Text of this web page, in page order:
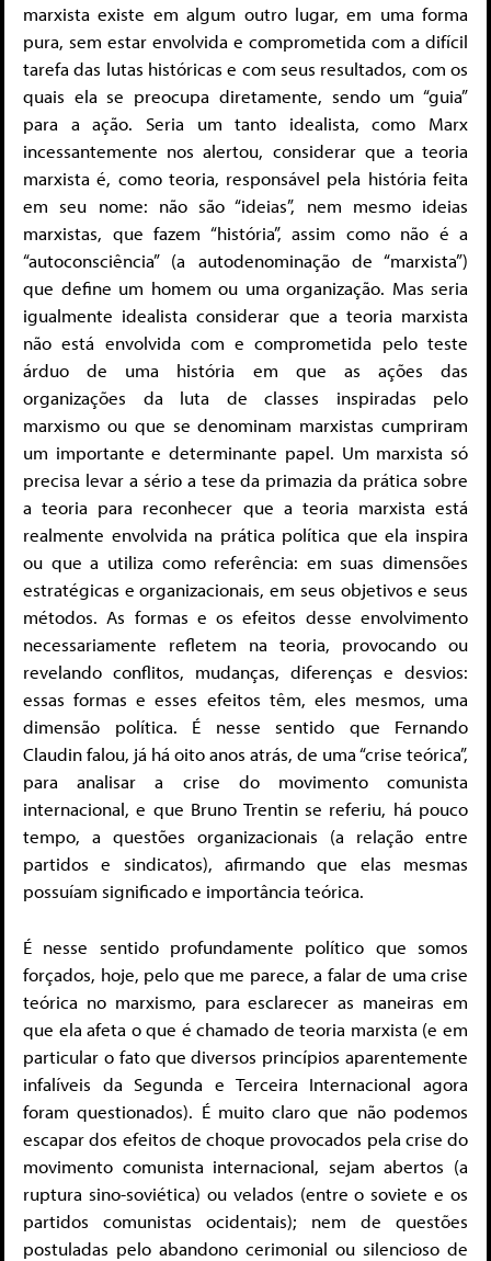
marxista existe em algum outro lugar, em uma forma
pura, sem estar envolvida e comprometida com a difícil
tarefa das lutas históricas e com seus resultados, com os
quais ela se preocupa diretamente, sendo um “guia”
para a ação. Seria um tanto idealista, como Marx
incessantemente nos alertou, considerar que a teoria
marxista é, como teoria, responsável pela história feita
em seu nome: não são “ideias”, nem mesmo ideias
marxistas, que fazem “história”, assim como não é a
“autoconsciência” (a autodenominação de “marxista”)
que define um homem ou uma organização. Mas seria
igualmente idealista considerar que a teoria marxista
não está envolvida com e comprometida pelo teste
árduo de uma história em que as ações das
organizações da luta de classes inspiradas pelo
marxismo ou que se denominam marxistas cumpriram
um importante e determinante papel. Um marxista só
precisa levar a sério a tese da primazia da prática sobre
a teoria para reconhecer que a teoria marxista está
realmente envolvida na prática política que ela inspira
ou que a utiliza como referência: em suas dimensões
estratégicas e organizacionais, em seus objetivos e seus
métodos. As formas e os efeitos desse envolvimento
necessariamente refletem na teoria, provocando ou
revelando conflitos, mudanças, diferenças e desvios:
essas formas e esses efeitos têm, eles mesmos, uma
dimensão política. É nesse sentido que Fernando
Claudin falou, já há oito anos atrás, de uma “crise teórica”,
para analisar a crise do movimento comunista
internacional, e que Bruno Trentin se referiu, há pouco
tempo, a questões organizacionais (a relação entre
partidos e sindicatos), afirmando que elas mesmas
possuíam significado e importância teórica.
É nesse sentido profundamente político que somos
forçados, hoje, pelo que me parece, a falar de uma crise
teórica no marxismo, para esclarecer as maneiras em
que ela afeta o que é chamado de teoria marxista (e em
particular o fato que diversos princípios aparentemente
infalíveis da Segunda e Terceira Internacional agora
foram questionados). É muito claro que não podemos
escapar dos efeitos de choque provocados pela crise do
movimento comunista internacional, sejam abertos (a
ruptura sino-soviética) ou velados (entre o soviete e os
partidos comunistas ocidentais); nem de questões
postuladas pelo abandono cerimonial ou silencioso de